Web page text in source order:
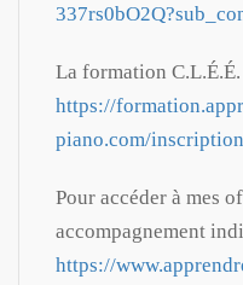
La formation
https://
piano.com/
Pour accéder à mes
accompagnement
https://